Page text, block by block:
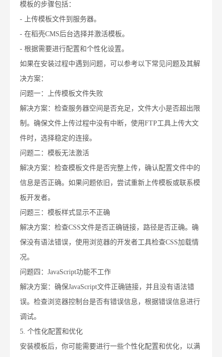
模板的步骤包括：
- 上传模板文件到服务器。
- 在稻壳CMS后台选择并激活模板。
- 根据需要进行配置和个性化设置。
如果在安装过程中遇到问题，可以参考以下常见问题及其解
决方案：
问题一：上传模板文件失败
解决方案：检查服务器空间是否充足，文件大小是否超出限
制。确保文件上传过程中没有中断，使用FTP工具上传大文
件时，选择稳定的连接。
问题二：模板无法激活
解决方案：检查模板文件是否完整上传，确认配置文件中的
信息是否正确。如果问题依旧，尝试重新上传模板或联系模
板开发者。
问题三：模板样式显示不正确
解决方案：检查CSS文件是否正确链接，路径是否正确。确
保没有语法错误，使用浏览器的开发者工具检查CSS加载情
况。
问题四：JavaScript功能不工作
解决方案：确保JavaScript文件正确链接，并且没有语法错
误。检查浏览器控制台是否有错误信息，根据错误信息进行
调试。
5. 个性化配置和优化
安装模板后，你可能需要进行一些个性化配置和优化，以满